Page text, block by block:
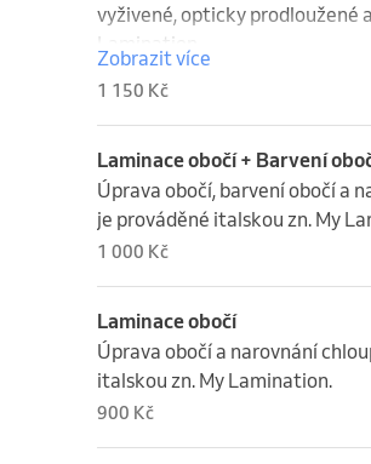
vyživené, opticky prodloužené
Lamination.
Zobrazit více
1 150 Kč
Laminace obočí + Barvení
Úprava obočí, barvení obočí a
je prováděné italskou zn. My
1 000 Kč
Laminace obočí
Úprava obočí a narovnání
italskou zn. My Lamination.
900 Kč